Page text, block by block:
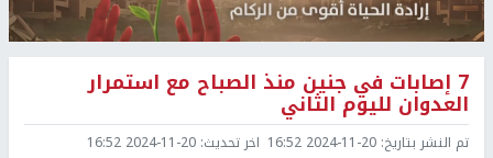
7 إصابات في جنين منذ الصباح مع استمرار
العدوان لليوم الثاني
تم النشر بتاريخ: 2024-11-20 16:52 اخر تحديث: 2024-11-20 16:52